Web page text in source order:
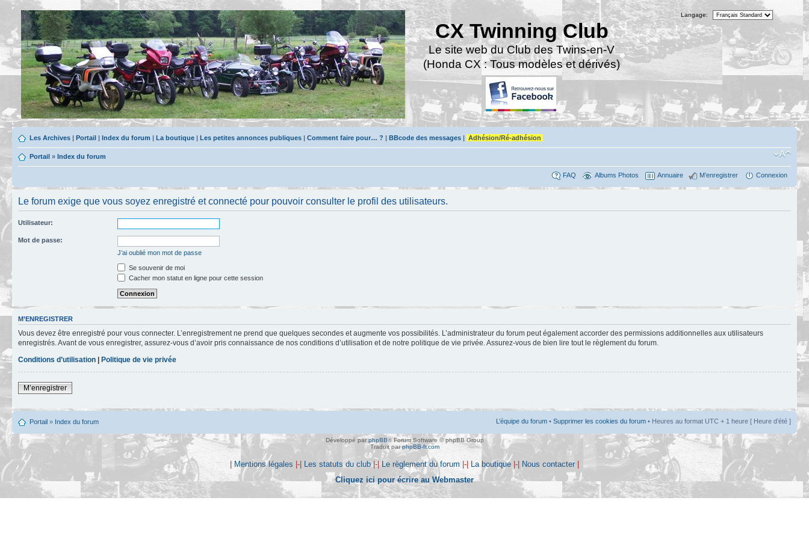
CX Twinning Club
Le site web du Club des Twins-en-V
(Honda CX : Tous modèles et dérivés)
Langage:
Les Archives | Portail | Index du forum | La boutique | Les petites annonces publiques | Comment faire pour… ? | BBcode des messages | Adhésion/Ré-adhésion
Portail » Index du forum
FAQ Albums Photos Annuaire M’enregistrer Connexion
Le forum exige que vous soyez enregistré et connecté pour pouvoir consulter le profil des utilisateurs.
Utilisateur:
Mot de passe:
J’ai oublié mon mot de passe
Se souvenir de moi
Cacher mon statut en ligne pour cette session
M’ENREGISTRER
Vous devez être enregistré pour vous connecter. L’enregistrement ne prend que quelques secondes et augmente vos possibilités. L’administrateur du forum peut également accorder des permissions additionnelles aux utilisateurs
enregistrés. Avant de vous enregistrer, assurez-vous d’avoir pris connaissance de nos conditions d’utilisation et de notre politique de vie privée. Assurez-vous de bien lire tout le règlement du forum.
Conditions d’utilisation | Politique de vie privée
M’enregistrer
Portail » Index du forum L’équipe du forum • Supprimer les cookies du forum • Heures au format UTC + 1 heure [ Heure d’été ]
Développé parphpBB® Forum Software © phpBB Group
Traduit parphpBB-fr.com
| Mentions légales |-| Les statuts du club |-| Le règlement du forum |-| La boutique |-| Nous contacter |
Cliquez ici pour écrire au Webmaster